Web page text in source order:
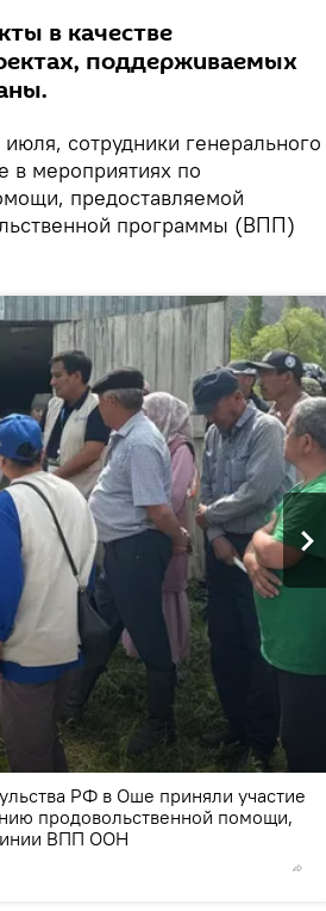
в качестве
поддерживаемых
июля, сотрудники генерального
в мероприятиях по
предоставляемой
программы (ВПП)
РФ в Оше приняли участие
продовольственной помощи,
ВПП ООН